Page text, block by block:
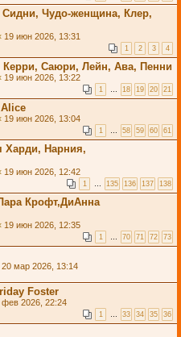
Сидни, Чудо-женщина, Клер,
19 июн 2026, 13:31
1 2 3 4
Керри, Саюри, Лейн, Ава, Пенни
19 июн 2026, 13:22
1 … 18 19 20 21
19 июн 2026, 13:04
1 … 58 59 60 61
Харди, Нарния,
19 июн 2026, 12:42
1 … 135 136 137 138
Крофт,ДиАнна
19 июн 2026, 12:35
1 … 70 71 72 73
20 мар 2026, 13:14
Foster
фев 2026, 22:24
1 … 33 34 35 36